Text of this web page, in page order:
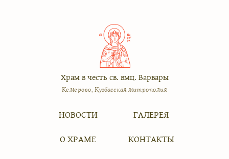
Храм в честь св. вмц. Варвары
Кемерово, Кузбасская митрополия
НОВОСТИ
О ХРАМЕ
ГАЛЕРЕЯ
КОНТАКТЫ